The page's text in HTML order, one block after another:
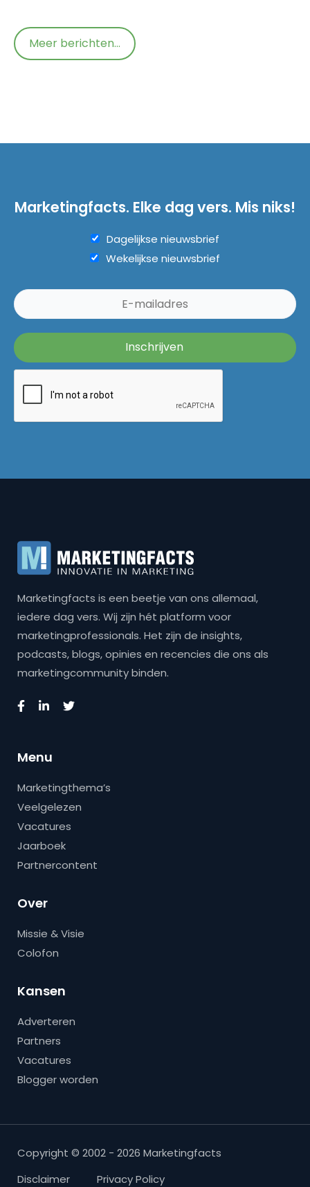
Meer berichten...
Marketingfacts. Elke dag vers. Mis niks!
Dagelijkse nieuwsbrief
Wekelijkse nieuwsbrief
Marketingfacts is een beetje van ons allemaal,
iedere dag vers. Wij zijn hét platform voor
marketingprofessionals. Het zijn de insights,
podcasts, blogs, opinies en recencies die ons als
marketingcommunity binden.
Menu
Marketingthema’s
Veelgelezen
Vacatures
Jaarboek
Partnercontent
Over
Missie & Visie
Colofon
Kansen
Adverteren
Partners
Vacatures
Blogger worden
Copyright © 2002 - 2026 Marketingfacts
Disclaimer
Privacy Policy